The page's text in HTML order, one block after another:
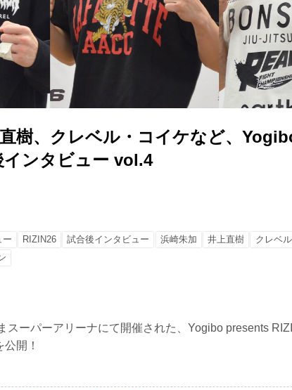
樹、クレベル・コイケなど、
インタビュー vol.4
ー RIZIN26 試合後インタビュー 浜崎朱加 井上直樹
クレベ
スーパーアリーナにて開催された、Yogibo presents
開！